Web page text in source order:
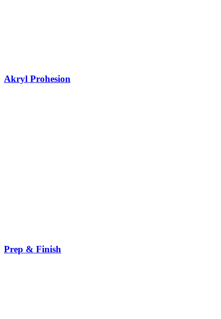
Akryl Prohesion
Prep & Finish